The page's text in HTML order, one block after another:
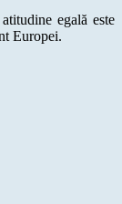
egală este
Europei.